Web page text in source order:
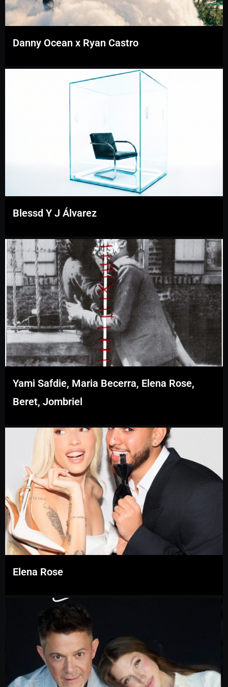
Danny Ocean x Ryan Castro
Blessd Y J Álvarez
Yami Safdie, Maria Becerra, Elena Rose,
Beret, Jombriel
Elena Rose